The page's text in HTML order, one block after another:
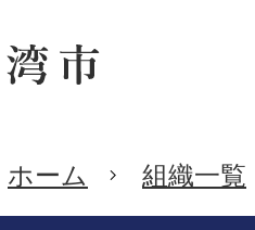
ホーム 組織一覧